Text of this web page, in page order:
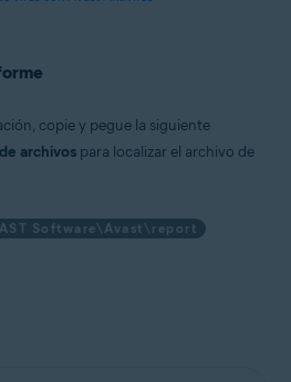
copie y pegue la siguiente
archivos para localizar el archivo de
Software\Avast\report